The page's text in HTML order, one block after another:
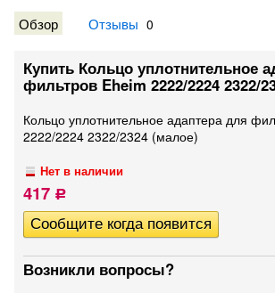
Обзор Отзывы 0
Купить Кольцо уплотнительное
фильтров Eheim 2222/2224 2322/
Кольцо уплотнительное адаптера для
2222/2224 2322/2324 (малое)
Нет в наличии
417 Р
Возникли вопросы?